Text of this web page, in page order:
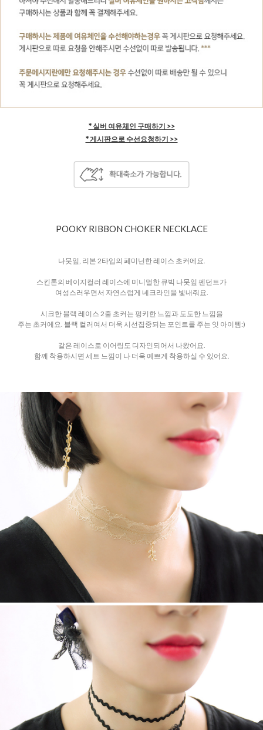
* 실버 여유체인 구매하기 >>
* 게시판으로 수선요청하기 >>
POOKY RIBBON CHOKER NECKLACE
나뭇잎, 리본 2타입의 페미닌한 레이스 초커에요.
스킨톤의 베이지컬러 레이스에 미니멀한 큐빅 나뭇잎 펜던트가
여성스러우면서 자연스럽게 네크라인을 빛내줘요.
시크한 블랙 레이스 2줄 초커는 펑키한 느낌과 도도한 느낌을
주는 초커에요. 블랙 컬러여서 더욱 시선집중되는 포인트를 주는 잇 아이템:)
같은 레이스로 이어링도 디자인되어서 나왔어요.
함께 착용하시면 세트 느낌이 나 더욱 예쁘게 착용하실 수 있어요.